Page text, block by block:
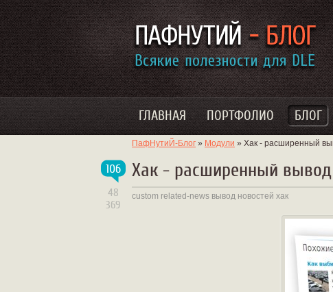
ГЛАВНАЯ ПОРТФОЛИО БЛОГ
ПафНутиЙ-Блог » Модули » Хак - расширенный
Хак - расширенный вывод
106
48
369
custom related-news вывод новостей хак